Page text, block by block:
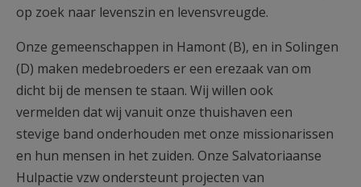
op zoek naar levenszin en levensvreugde.
Onze gemeenschappen in Hamont (B), en in Solingen
(D) maken medebroeders er een erezaak van om
dicht bij de mensen te staan. Wij willen ook
vermelden dat wij vanuit onze thuishaven een
stevige band onderhouden met onze missionarissen
en hun mensen in het zuiden. Onze Salvatoriaanse
Hulpactie vzw ondersteunt projecten van